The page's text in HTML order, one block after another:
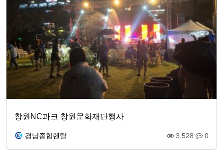
창원NC파크 창원문화재단행사
경남종합렌탈 3,528 0